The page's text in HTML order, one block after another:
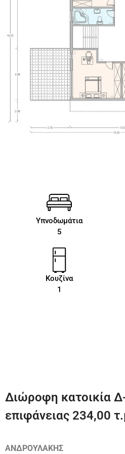
Υπνοδωμάτια
5
Κουζίνα
1
Διώροφη κατοικία
επιφάνειας 234,00
ΑΝΔΡΟΥΛΑΚΗΣ